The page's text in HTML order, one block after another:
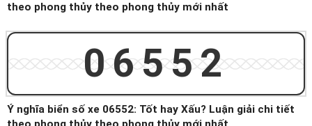
theo phong thủy theo phong thủy mới nhất
06552
Ý nghĩa biển số xe 06552: Tốt hay Xấu? Luận giải chi tiết